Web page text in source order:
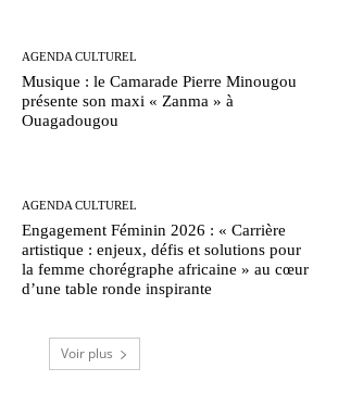
AGENDA CULTUREL
Musique : le Camarade Pierre Minougou
présente son maxi « Zanma » à
Ouagadougou
AGENDA CULTUREL
Engagement Féminin 2026 : « Carrière
artistique : enjeux, défis et solutions pour
la femme chorégraphe africaine » au cœur
d’une table ronde inspirante
Voir plus